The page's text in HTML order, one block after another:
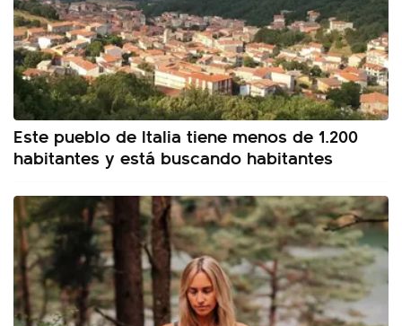
Este pueblo de Italia tiene menos de 1.200
habitantes y está buscando habitantes